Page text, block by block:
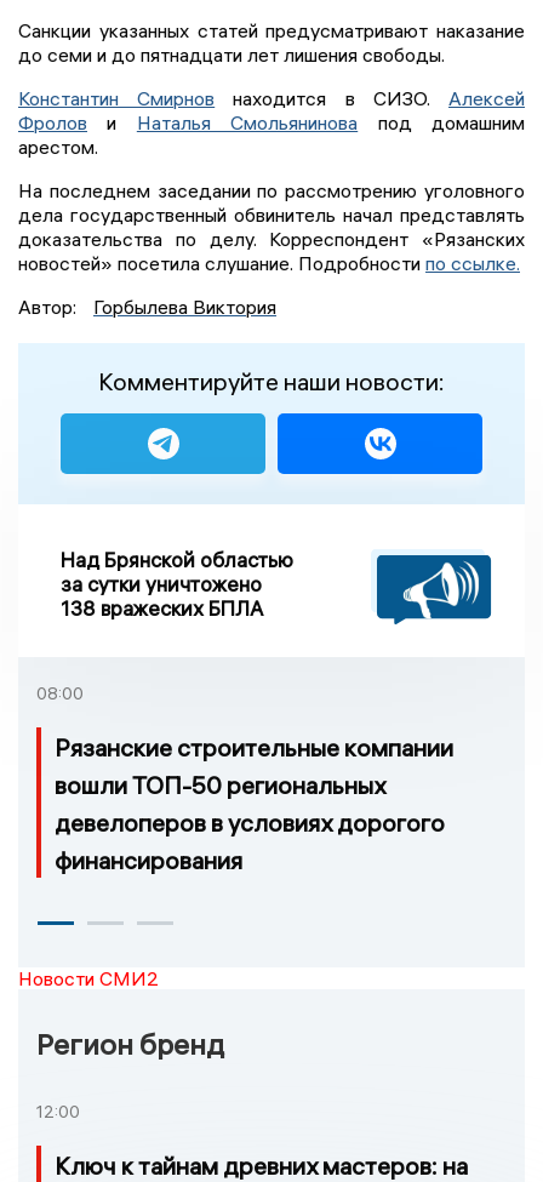
Санкции указанных статей предусматривают наказание
до семи и до пятнадцати лет лишения свободы.
Константин Смирнов находится в СИЗО.Алексей
Фролов и Наталья Смольянинова под домашним
арестом.
На последнем заседании по рассмотрению уголовного
дела государственный обвинитель начал представлять
доказательства по делу. Корреспондент «Рязанских
новостей» посетила слушание. Подробности по ссылке.
Автор:
Горбылева Виктория
Комментируйте наши новости:
Над Брянской областью
за сутки уничтожено
138 вражеских БПЛА
08:00
Рязанские строительные компании
вошли ТОП-50 региональных
девелоперов в условиях дорогого
финансирования
Новости СМИ2
Регион бренд
12:00
Ключ к тайнам древних мастеров: на